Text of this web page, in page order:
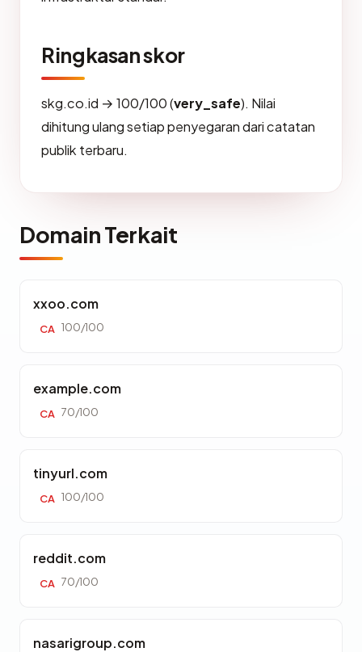
Ringkasan skor
skg.co.id → 100/100 (very_safe). Nilai
dihitung ulang setiap penyegaran dari catatan
publik terbaru.
Domain Terkait
xxoo.com
CA 100/100
example.com
CA 70/100
tinyurl.com
CA 100/100
reddit.com
CA 70/100
nasarigroup.com